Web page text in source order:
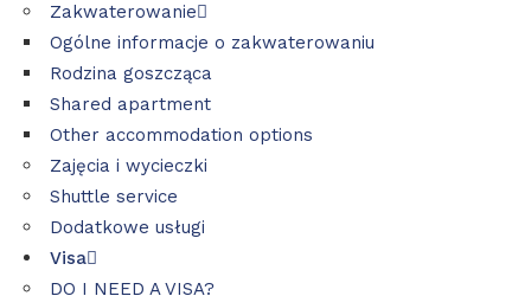
Zakwaterowanie
Ogólne informacje o zakwaterowaniu
Rodzina goszcząca
Shared apartment
Other accommodation options
Zajęcia i wycieczki
Shuttle service
Dodatkowe usługi
Visa
DO I NEED A VISA?